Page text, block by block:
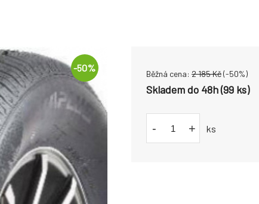
-50%
Běžná cena: 2 185Kč(-50%)
Skladem do 48h (99 ks)
- + ks